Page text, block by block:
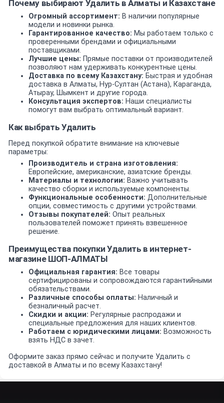
Почему выбирают Удалить в Алматы и Казахстане
Огромный ассортимент: В наличии популярные
модели и новинки рынка.
Гарантированное качество: Мы работаем только с
проверенными брендами и официальными
поставщиками.
Лучшие цены: Прямые поставки от производителей
позволяют нам удерживать конкурентные цены.
Доставка по всему Казахстану: Быстрая и удобная
доставка в Алматы, Нур-Султан (Астана), Караганда,
Атырау, Шымкент и другие города.
Консультация экспертов: Наши специалисты
помогут вам выбрать оптимальный вариант.
Как выбрать Удалить
Перед покупкой обратите внимание на ключевые
параметры:
Производитель и страна изготовления:
Европейские, американские, азиатские бренды.
Материалы и технологии: Важно учитывать
качество сборки и используемые компоненты.
Функциональные особенности: Дополнительные
опции, совместимость с другими устройствами.
Отзывы покупателей: Опыт реальных
пользователей поможет принять взвешенное
решение.
Преимущества покупки Удалить в интернет-
магазине ШОП-АЛМАТЫ
Официальная гарантия: Все товары
сертифицированы и сопровождаются гарантийными
обязательствами.
Различные способы оплаты: Наличный и
безналичный расчет.
Скидки и акции: Регулярные распродажи и
специальные предложения для наших клиентов.
Работаем с юридическими лицами: Возможность
взять НДС в зачет.
Оформите заказ прямо сейчас и получите Удалить с
доставкой в Алматы и по всему Казахстану!